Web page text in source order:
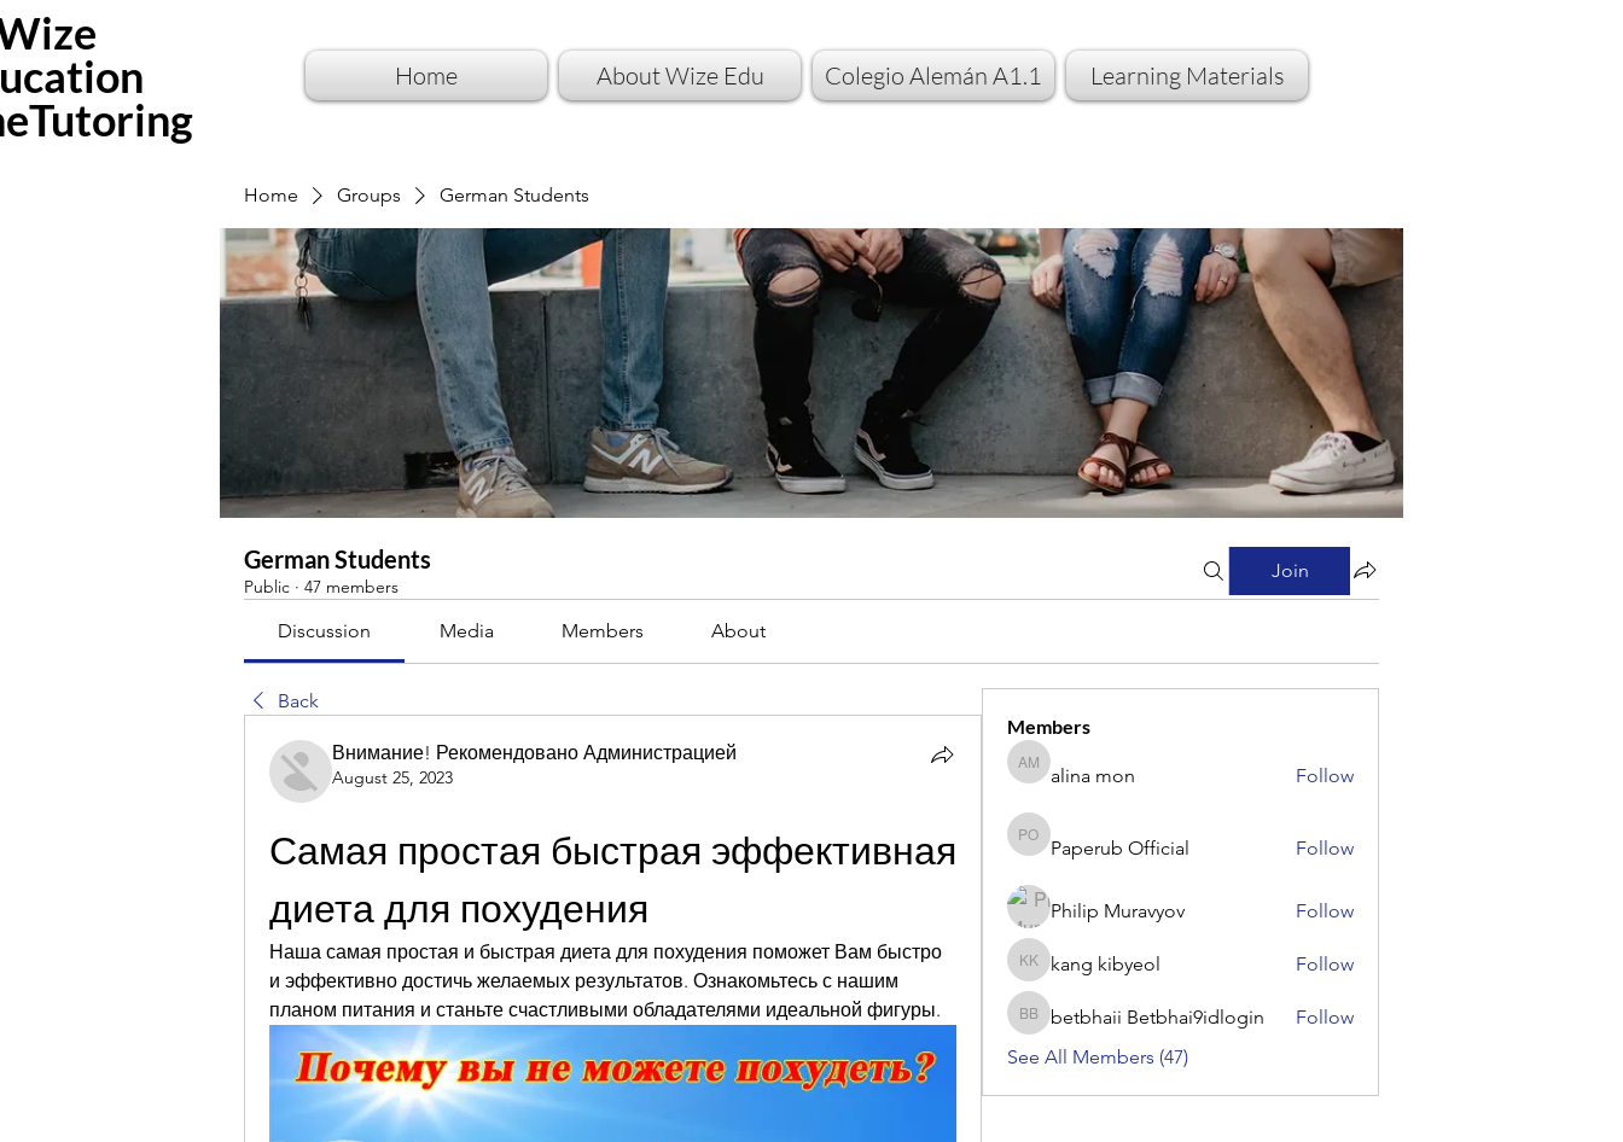
Home About Wize Edu Colegio Alemán A1.1 Learning Materials
Home Groups German Students
German Students
Public · 47 members
Join
Discussion Media Members About
Back
Внимание! Рекомендовано Администрацией
August 25, 2023
Самая простая быстрая эффективная
диета для похудения
Наша самая простая и быстрая диета для похудения поможет Вам быстро
и эффективно достичь желаемых результатов. Ознакомьтесь с нашим
планом питания и станьте счастливыми обладателями идеальной фигуры.
Members
alina mon
alina mon Follow
Paperub Official
Paperub Official Follow
Philip Muravyov Follow
kang kibyeol
kang kibyeol Follow
betbhaii Betbhai9idlogin
betbhaii Betbhai9idlogin
Follow
See All Members (47)